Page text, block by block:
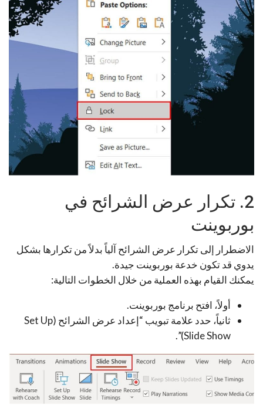
2. تكرار عرض الشرائح في
بوربوينت
الاضطرار إلى تكرار عرض الشرائح آلياً بدلاً من تكرارها بشكل
يدوي قد تكون خدعة بوربوينت جيدة.
يمكنك القيام بهذه العملية من خلال الخطوات التالية:
أولاً، افتح برنامج بوربوينت.
ثانياً، حدد علامة تبويب “إعداد عرض الشرائح (Set Up
Slide Show)”.